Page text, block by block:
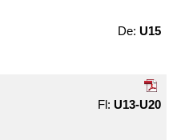
U15
U13-U20